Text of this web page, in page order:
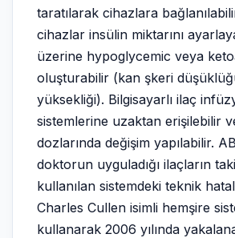
taratılarak cihazlara
cihazlar insülin miktarını
üzerine hypoglycemic veya
oluşturabilir (kan şkeri
yüksekliği). Bilgisayarlı ilaç
sistemlerine uzaktan erişilebilir
dozlarında değişim yapılabilir.
doktorun uyguladığı ilaçların
kullanılan sistemdeki teknik
Charles Cullen isimli hemşire
kullanarak 2006 yılında